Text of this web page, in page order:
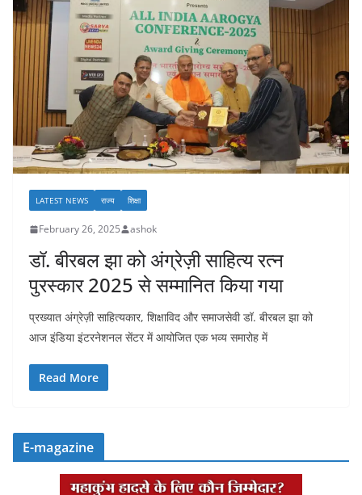
LATEST NEWS राज्य शिक्षा
February 26, 2025 ashok
डॉ. बीरबल झा को अंग्रेज़ी साहित्य रत्न
पुरस्कार 2025 से सम्मानित किया गया
प्रख्यात अंग्रेज़ी साहित्यकार, शिक्षाविद और समाजसेवी डॉ. बीरबल झा को
आज इंडिया इंटरनेशनल सेंटर में आयोजित एक भव्य समारोह में
Read More
E-magazine